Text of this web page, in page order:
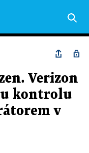
Verizon
kontrolu
v